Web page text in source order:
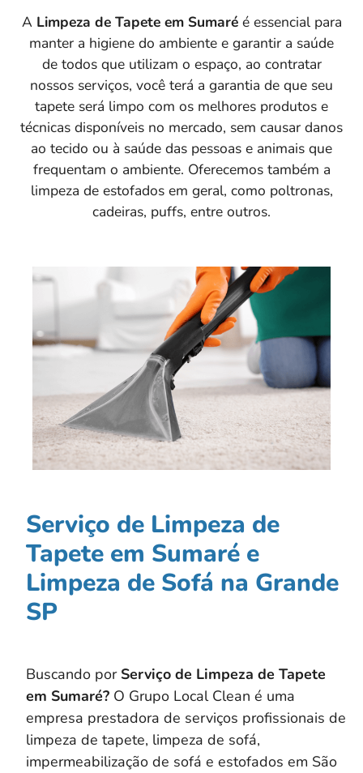
A Limpeza de Tapete em Sumaréé essencial para
manter a higiene do ambiente e garantir a saúde
de todos que utilizam o espaço, ao contratar
nossos serviços, você terá a garantia de que seu
tapete será limpo com os melhores produtos e
técnicas disponíveis no mercado, sem causar danos
ao tecido ou à saúde das pessoas e animais que
frequentam o ambiente. Oferecemos também a
limpeza de estofados em geral, como poltronas,
cadeiras, puffs, entre outros.
Serviço de Limpeza de
Tapete em Sumaré e
Limpeza de Sofá na Grande
SP
Buscando por Serviço de Limpeza de Tapete
em Sumaré? O Grupo Local Clean é uma
empresa prestadora de serviços profissionais de
limpeza de tapete, limpeza de sofá,
impermeabilização de sofá e estofados em São